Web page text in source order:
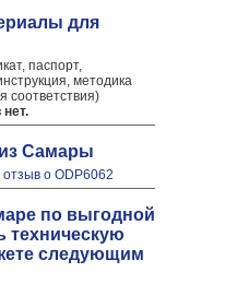
для
паспорт,
методика
соответствия)
Самары
о ODP6062
по выгодной
техническую
следующим